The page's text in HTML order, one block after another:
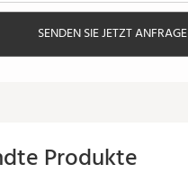
SENDEN SIE JETZT ANFRAGE
Produkte